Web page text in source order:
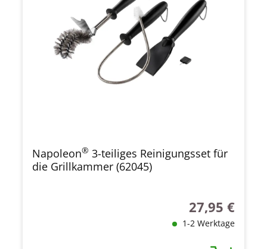
Napoleon® 3-teiliges Reinigungsset für
die Grillkammer (62045)
Regulärer Preis:
27,95 €
1-2 Werktage